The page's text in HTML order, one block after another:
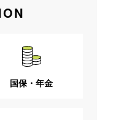
国保・年金